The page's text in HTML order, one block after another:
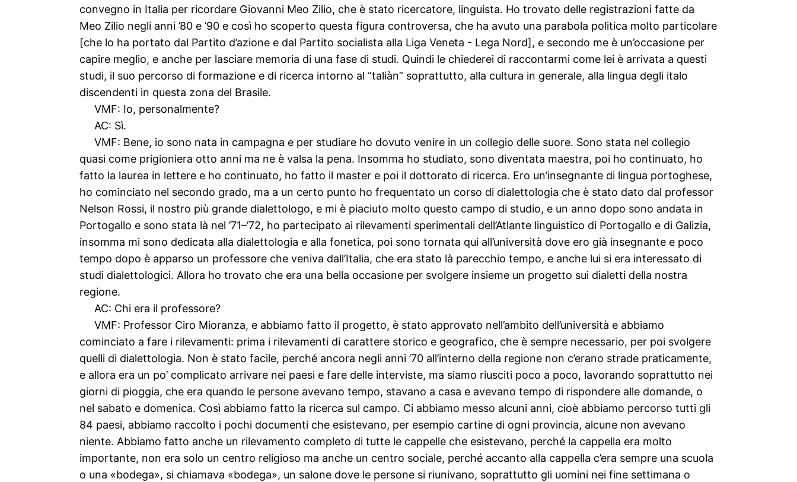
convegno in Italia per ricordare Giovanni Meo Zilio, che è stato ricercatore, linguista. Ho trovato delle registrazioni fatte da
Meo Zilio negli anni ’80 e ’90 e così ho scoperto questa figura controversa, che ha avuto una parabola politica molto particolare
[che lo ha portato dal Partito d’azione e dal Partito socialista alla Liga Veneta - Lega Nord], e secondo me è un’occasione per
capire meglio, e anche per lasciare memoria di una fase di studi. Quindi le chiederei di raccontarmi come lei è arrivata a questi
studi, il suo percorso di formazione e di ricerca intorno al “taliàn” soprattutto, alla cultura in generale, alla lingua degli italo
discendenti in questa zona del Brasile.
VMF: Io, personalmente?
AC: Sì.
VMF: Bene, io sono nata in campagna e per studiare ho dovuto venire in un collegio delle suore. Sono stata nel collegio
quasi come prigioniera otto anni ma ne è valsa la pena. Insomma ho studiato, sono diventata maestra, poi ho continuato, ho
fatto la laurea in lettere e ho continuato, ho fatto il master e poi il dottorato di ricerca. Ero un’insegnante di lingua portoghese,
ho cominciato nel secondo grado, ma a un certo punto ho frequentato un corso di dialettologia che è stato dato dal professor
Nelson Rossi, il nostro più grande dialettologo, e mi è piaciuto molto questo campo di studio, e un anno dopo sono andata in
Portogallo e sono stata là nel ’71–’72, ho partecipato ai rilevamenti sperimentali dell’Atlante linguistico di Portogallo e di Galizia,
insomma mi sono dedicata alla dialettologia e alla fonetica, poi sono tornata qui all’università dove ero già insegnante e poco
tempo dopo è apparso un professore che veniva dall’Italia, che era stato là parecchio tempo, e anche lui si era interessato di
studi dialettologici. Allora ho trovato che era una bella occasione per svolgere insieme un progetto sui dialetti della nostra
regione.
AC: Chi era il professore?
VMF: Professor Ciro Mioranza, e abbiamo fatto il progetto, è stato approvato nell’ambito dell’università e abbiamo
cominciato a fare i rilevamenti: prima i rilevamenti di carattere storico e geografico, che è sempre necessario, per poi svolgere
quelli di dialettologia. Non è stato facile, perché ancora negli anni ’70 all’interno della regione non c’erano strade praticamente,
e allora era un po’ complicato arrivare nei paesi e fare delle interviste, ma siamo riusciti poco a poco, lavorando soprattutto nei
giorni di pioggia, che era quando le persone avevano tempo, stavano a casa e avevano tempo di rispondere alle domande, o
nel sabato e domenica. Così abbiamo fatto la ricerca sul campo. Ci abbiamo messo alcuni anni, cioè abbiamo percorso tutti gli
84 paesi, abbiamo raccolto i pochi documenti che esistevano, per esempio cartine di ogni provincia, alcune non avevano
niente. Abbiamo fatto anche un rilevamento completo di tutte le cappelle che esistevano, perché la cappella era molto
importante, non era solo un centro religioso ma anche un centro sociale, perché accanto alla cappella c’era sempre una scuola
o una «bodega», si chiamava «bodega», un salone dove le persone si riunivano, soprattutto gli uomini nei fine settimana o